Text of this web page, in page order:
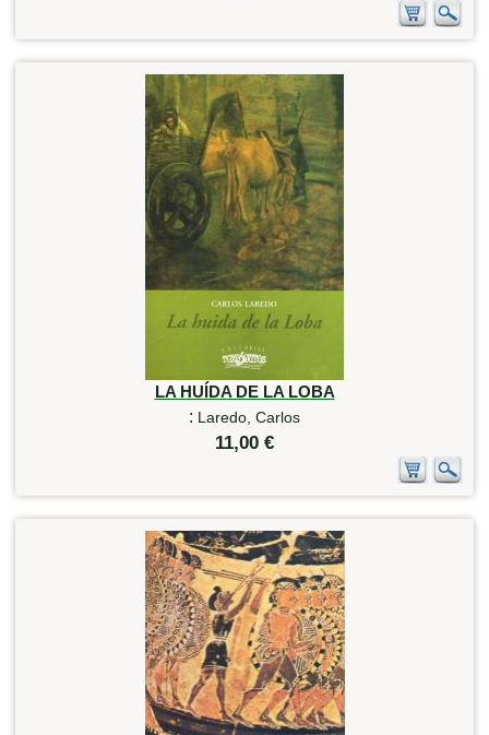
LA HUÍDA DE LA LOBA
: Laredo, Carlos
11,00 €